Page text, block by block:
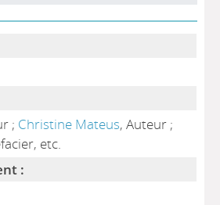
; Christine Mateus, Auteur ;
etc.
: